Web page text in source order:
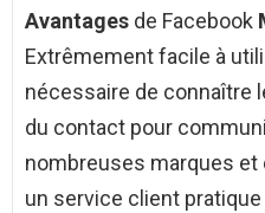
Avantages de Facebook
Extrêmement facile à
nécessaire de connaître
du contact pour
nombreuses marques
un service client pratique